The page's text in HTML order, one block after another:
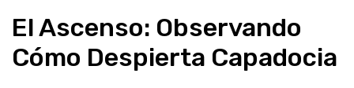
El Ascenso: Observando
Cómo Despierta Capadocia